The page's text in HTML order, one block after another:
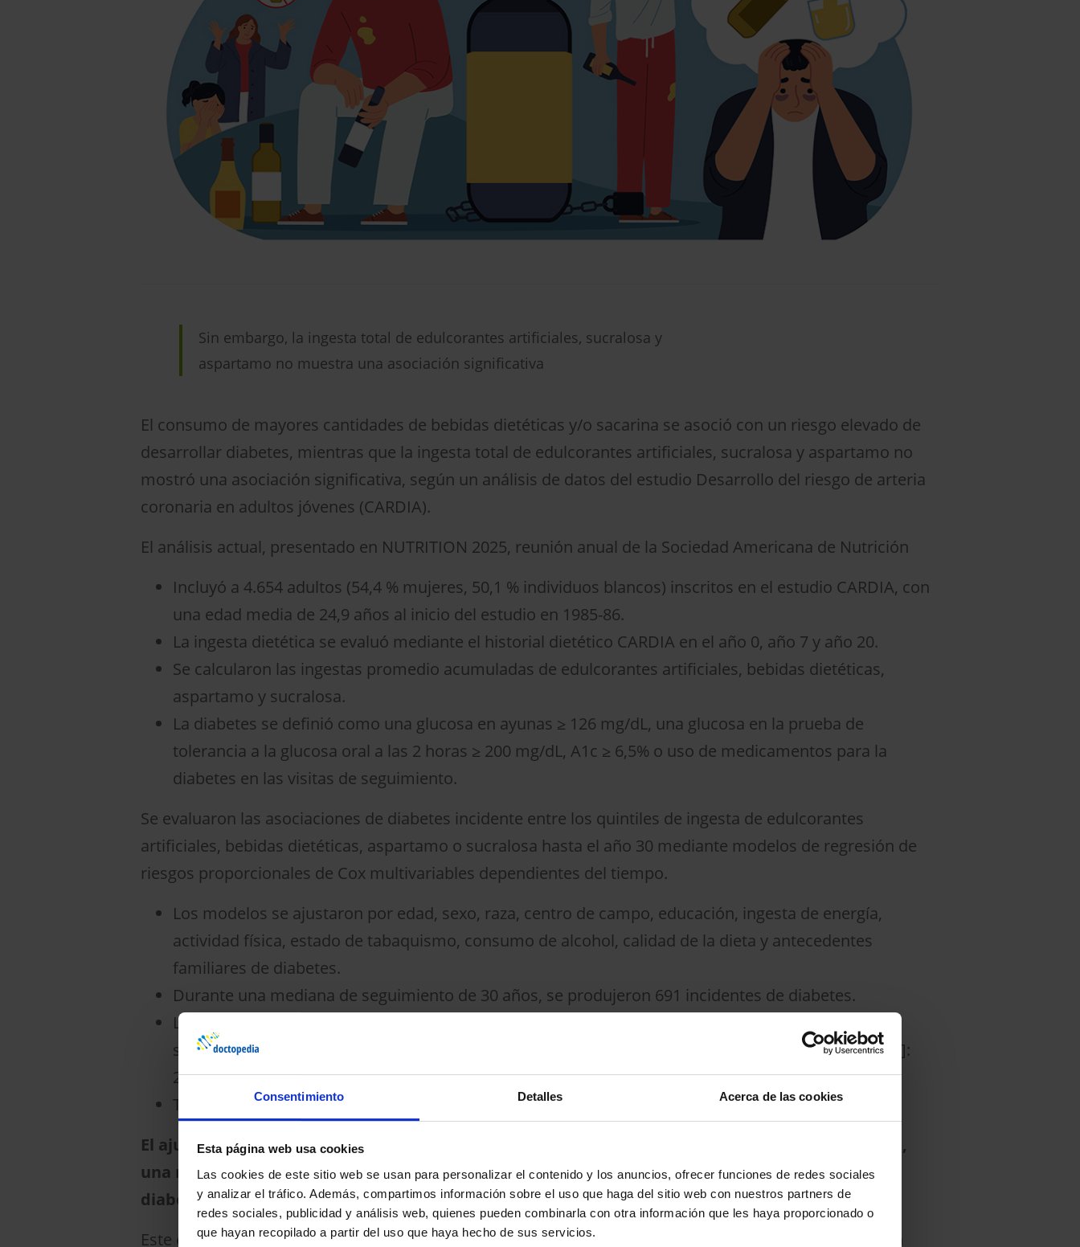
Consentimiento Detalles Acerca de las cookies
Esta página web usa cookies
Las cookies de este sitio web se usan para personalizar el contenido y los anuncios, ofrecer funciones de redes sociales
y analizar el tráfico. Además, compartimos información sobre el uso que haga del sitio web con nuestros partners de
redes sociales, publicidad y análisis web, quienes pueden combinarla con otra información que les haya proporcionado o
que hayan recopilado a partir del uso que haya hecho de sus servicios.
Sin embargo, la ingesta total de edulcorantes artificiales, sucralosa y
aspartamo no muestra una asociación significativa
El consumo de mayores cantidades de bebidas dietéticas y/o sacarina se asoció con un riesgo elevado de
desarrollar diabetes, mientras que la ingesta total de edulcorantes artificiales, sucralosa y aspartamo no
mostró una asociación significativa, según un análisis de datos del estudio Desarrollo del riesgo de arteria
coronaria en adultos jóvenes (CARDIA).
El análisis actual, presentado en NUTRITION 2025, reunión anual de la Sociedad Americana de Nutrición
Incluyó a 4.654 adultos (54,4 % mujeres, 50,1 % individuos blancos) inscritos en el estudio CARDIA, con
una edad media de 24,9 años al inicio del estudio en 1985-86.
La ingesta dietética se evaluó mediante el historial dietético CARDIA en el año 0, año 7 y año 20.
Se calcularon las ingestas promedio acumuladas de edulcorantes artificiales, bebidas dietéticas,
aspartamo y sucralosa.
La diabetes se definió como una glucosa en ayunas ≥ 126 mg/dL, una glucosa en la prueba de
tolerancia a la glucosa oral a las 2 horas ≥ 200 mg/dL, A1c ≥ 6,5% o uso de medicamentos para la
diabetes en las visitas de seguimiento.
Se evaluaron las asociaciones de diabetes incidente entre los quintiles de ingesta de edulcorantes
artificiales, bebidas dietéticas, aspartamo o sucralosa hasta el año 30 mediante modelos de regresión de
riesgos proporcionales de Cox multivariables dependientes del tiempo.
Los modelos se ajustaron por edad, sexo, raza, centro de campo, educación, ingesta de energía,
actividad física, estado de tabaquismo, consumo de alcohol, calidad de la dieta y antecedentes
familiares de diabetes.
Durante una mediana de seguimiento de 30 años, se produjeron 691 incidentes de diabetes.
Los participantes en el quinto quintil de consumo de bebidas dietéticas presentaron un riesgo
significativamente mayor de desarrollar diabetes que los del primer quintil (cociente de riesgo [HR]:
2,29).
También se observaron asociaciones positivas para la ingesta de sacarina.
El ajuste de la circunferencia de la cintura atenuó ligeramente las asociaciones, pero en general,
una mayor ingesta de bebidas dietéticas y sacarina se asoció con un mayor riesgo de padecer
diabetes
Este estudio representa un “primer paso”, ya que el equipo aún tiene más trabajo por hacer, incluido un